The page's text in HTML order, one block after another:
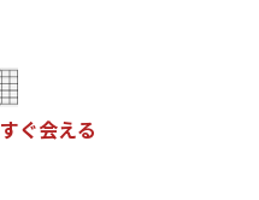
すぐ会える